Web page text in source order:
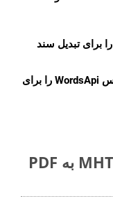
را برای تبدیل سند
نمونه کلاس WordsApi را برای
مراحل ساده برای تبدیل MHTML به PDF